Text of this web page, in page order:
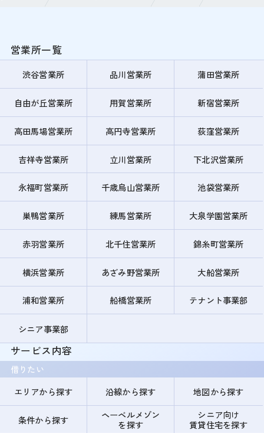
営業所一覧
渋谷営業所 品川営業所 蒲田営業所
自由が丘営業所 用賀営業所 新宿営業所
高田馬場営業所 高円寺営業所 荻窪営業所
吉祥寺営業所 立川営業所 下北沢営業所
永福町営業所 千歳烏山営業所 池袋営業所
巣鴨営業所 練馬営業所 大泉学園営業所
赤羽営業所 北千住営業所 錦糸町営業所
横浜営業所 あざみ野営業所 大船営業所
浦和営業所 船橋営業所 テナント事業部
シニア事業部
サービス内容
借りたい
エリアから探す
沿線から探す 地図から探す
条件から探す
ヘーベルメゾン
を探す
シニア向け
賃貸住宅を探す